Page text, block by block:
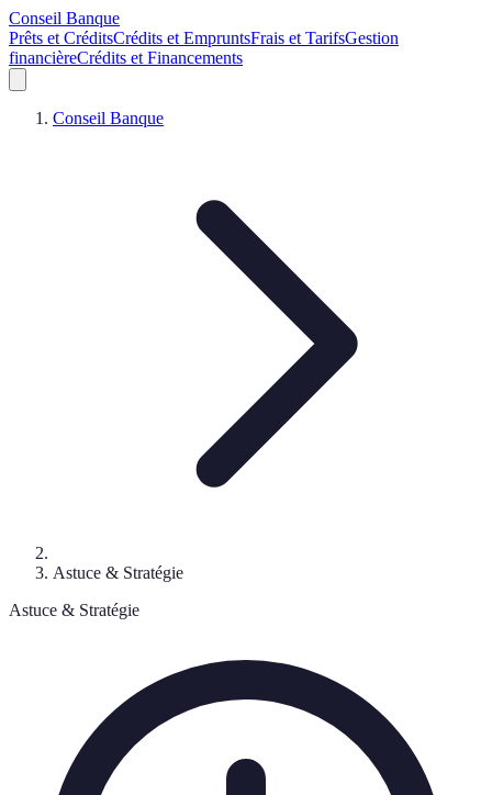
Conseil Banque
Prêts et CréditsCrédits et EmpruntsFrais et TarifsGestion
financièreCrédits et Financements
Conseil Banque
Astuce & Stratégie
Astuce & Stratégie